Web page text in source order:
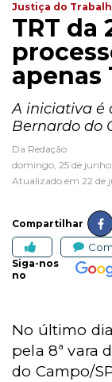
Justiça do
TRT da
apenas
A iniciativa é
Bernardo do
Da Redação
domingo, 25 de junho
Atualizado em 22 de
Compartilhar
Siga-nos
no
No último dia
pela 8ª vara
do Campo/